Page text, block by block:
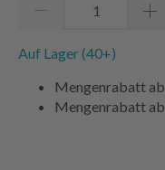
Auf Lager (40+)
Mengenrabatt ab
Mengenrabatt ab